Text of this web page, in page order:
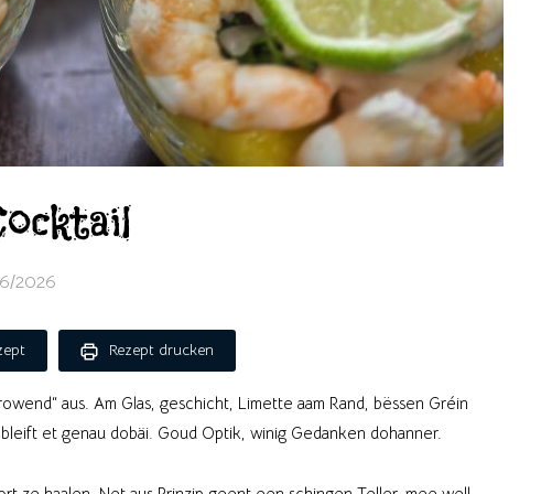
2026
Rezept drucken
aus. Am Glas, geschicht, Limette aam Rand, bëssen Gréin
et genau dobäi. Goud Optik, winig Gedanken dohanner.